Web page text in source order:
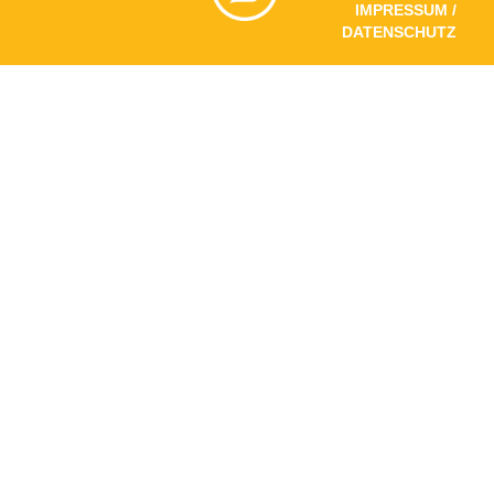
IMPRESSUM /
DATENSCHUTZ